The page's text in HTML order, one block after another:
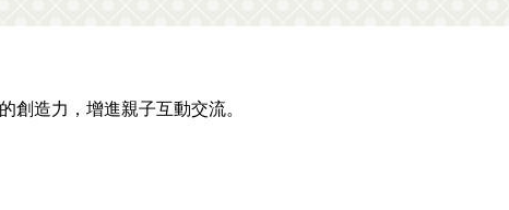
創造力，增進親子互動交流。